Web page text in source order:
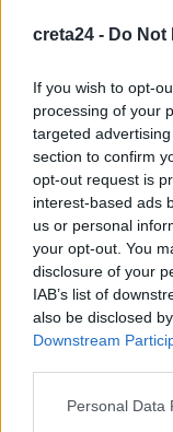
creta24 - Do
If you wish to opt-
processing of your
targeted
section to confirm
opt-out request is
interest-based ads
us or personal
your opt-out. You
disclosure of your
IAB’s list of
also be disclosed
Downstream
Personal Data
ΡΟΗ
Σαουδική Αραβία,
συμφωνία
7 Αυγούστου, 2026
Μύκητας-
ανθεκτικός στα
7 Αυγούστου, 2026